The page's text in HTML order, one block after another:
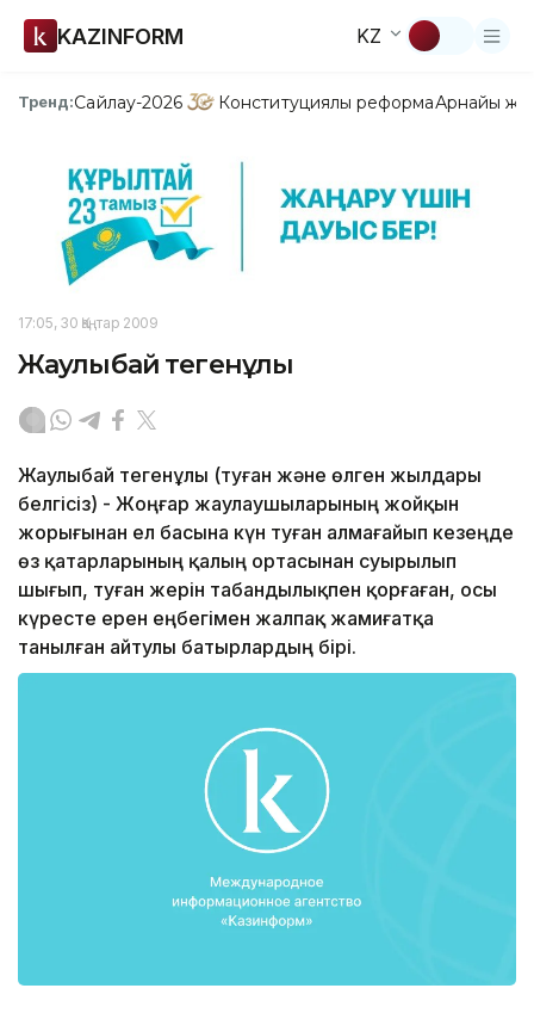
KAZINFORM KZ
Тренд:Сайлау-2026 Конституциялық реформаАрнайы
17:05, 30 Қаңтар 2009
Жаулыбай Өтегенұлы
Жаулыбай Өтегенұлы (туған және өлген жылдары
белгісіз) - Жоңғар жаулаушыларының жойқын
жорығынан ел басына күн туған алмағайып кезеңде
өз қатарларының қалың ортасынан суырылып
шығып, туған жерін табандылықпен қорғаған, осы
күресте ерен еңбегімен жалпақ жамиғатқа
танылған айтулы батырлардың бірі.